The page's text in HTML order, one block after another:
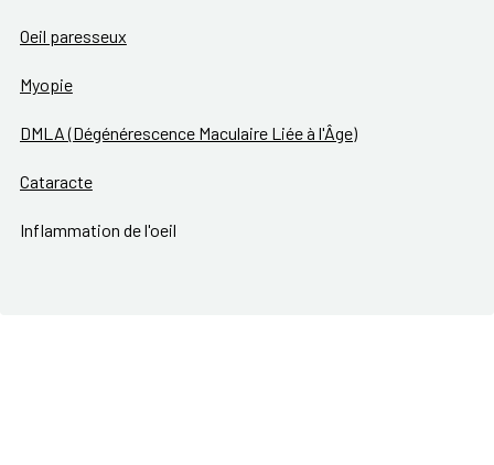
Oeil paresseux
Myopie
DMLA (Dégénérescence Maculaire Liée à l'Âge)
Cataracte
Inflammation de l'oeil